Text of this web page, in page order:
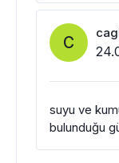
C
suyu ve
bulunduğu